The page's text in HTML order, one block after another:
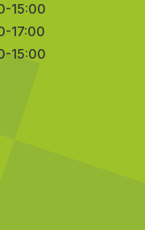
15:00
17:00
15:00